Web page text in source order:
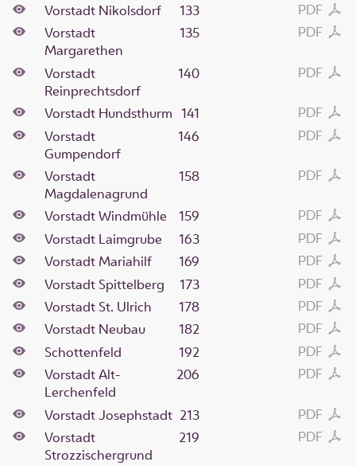
PDF
133
Vorstadt Nikolsdorf
PDF
135
Vorstadt
Margarethen
PDF
140
Vorstadt
Reinprechtsdorf
PDF
141
Vorstadt Hundsthurm
PDF
146
Vorstadt
Gumpendorf
PDF
158
Vorstadt
Magdalenagrund
PDF
159
Vorstadt Windmühle
PDF
163
Vorstadt Laimgrube
PDF
169
Vorstadt Mariahilf
PDF
173
Vorstadt Spittelberg
PDF
178
Vorstadt St. Ulrich
PDF
182
Vorstadt Neubau
PDF
192
Schottenfeld
PDF
206
Vorstadt Alt-
Lerchenfeld
PDF
213
Vorstadt Josephstadt
PDF
219
Vorstadt
Strozzischergrund